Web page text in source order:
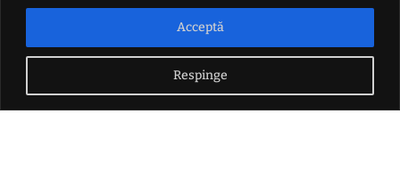
Respinge
Acceptă